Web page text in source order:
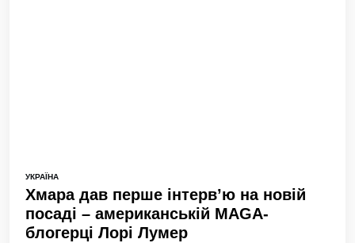
УКРАЇНА
Хмара дав перше інтервʼю на новій
посаді – американській MAGA-
блогерці Лорі Лумер